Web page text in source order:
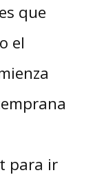
que
el
para ir